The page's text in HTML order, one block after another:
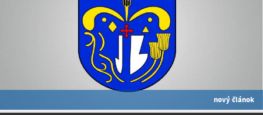
nový článok